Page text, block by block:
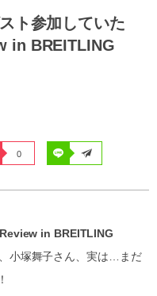
ト参加していた
in BREITLING
0
in BREITLING
小塚舞子さん、実は…まだ